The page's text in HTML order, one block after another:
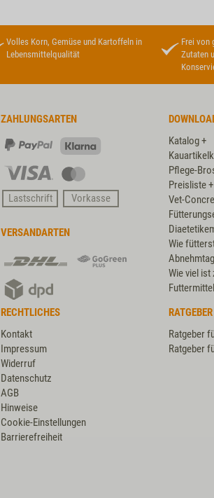
Volles Korn, Gemüse und Kartoffeln in
Lebensmittelqualität
Frei von
Zutaten
ZAHLUNGSARTEN
PayPal
Visa
Lastschrift
Vorkasse
VERSANDARTEN
DHL
DHL
GoGreen
DPD
Katalog +
Pflege-
Preisliste +
Vet-
Wie
Wie viel ist
RECHTLICHES
Kontakt
Impressum
Widerruf
Datenschutz
AGB
Hinweise
Cookie-Einstellungen
Barrierefreiheit
RATGEBER
Ratgeber
Ratgeber